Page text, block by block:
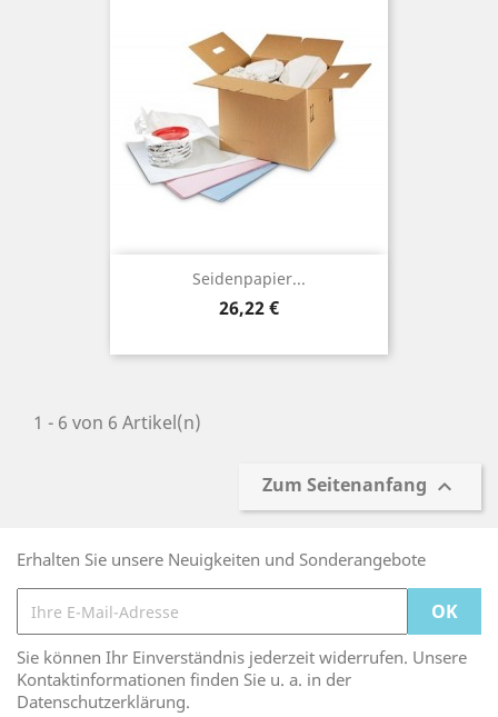
Seidenpapier...
Preis
26,22 €
1 - 6 von 6 Artikel(n)
Zum Seitenanfang 
Erhalten Sie unsere Neuigkeiten und Sonderangebote
Sie können Ihr Einverständnis jederzeit widerrufen. Unsere
Kontaktinformationen finden Sie u. a. in der
Datenschutzerklärung.